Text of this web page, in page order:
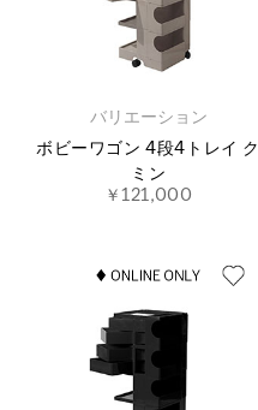
バリエーション
ボビーワゴン 4段4トレイ ク
ミン
￥121,000